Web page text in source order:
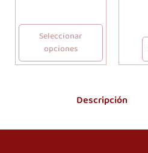
Seleccionar
opciones
Descripción